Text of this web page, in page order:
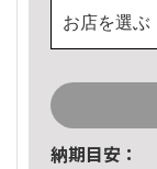
お店を選ぶ
納期目安：